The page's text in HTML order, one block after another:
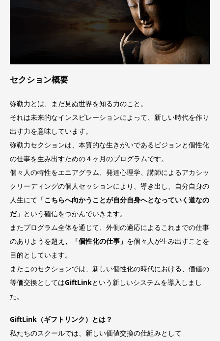
セクション概要
弥勒力とは、まだ見ぬ世界を知る力のこと。
それは未来的なインスピレーションによって、新しい時代を作り
出す力を意味しています。
弥勒力セクションは、本質的な生きがいであるビジョンと個性化
の仕事を生み出すための４ヶ月のプログラムです。
個々人の特性をエニアグラム、発達心理学、講師によるアカシッ
クリーディングの個人セッションにより、導き出し、自分自身の
人生にて「こちらへ向かうことが自分自身へとなっていく道なの
だ」という確信をつかんでいきます。
またプログラム全体を通じて、外側の適応によるこれまでの仕事
のありようを超え 、「個性化の仕事」 を個々人が生み出すことを
目的としています。
またこのセクションでは、新しい個性化の時代における、価値の
等価交換としてはGiftLinkという新しいシステムを導入しまし
た。
GiftLink（ギフトリンク）とは？
私たちのスクールでは、新しい価値交換の仕組みとして